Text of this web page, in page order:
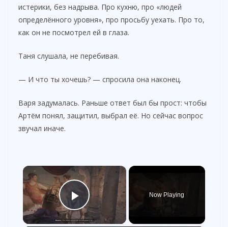
истерики, без надрыва. Про кухню, про «людей
определённого уровня», про просьбу уехать. Про то,
как он не посмотрел ей в глаза.
Таня слушала, не перебивая.
— И что ты хочешь? — спросила она наконец.
Варя задумалась. Раньше ответ был бы прост: чтобы
Артём понял, защитил, выбрал её. Но сейчас вопрос
звучал иначе.
×
Play Video
Now Playing